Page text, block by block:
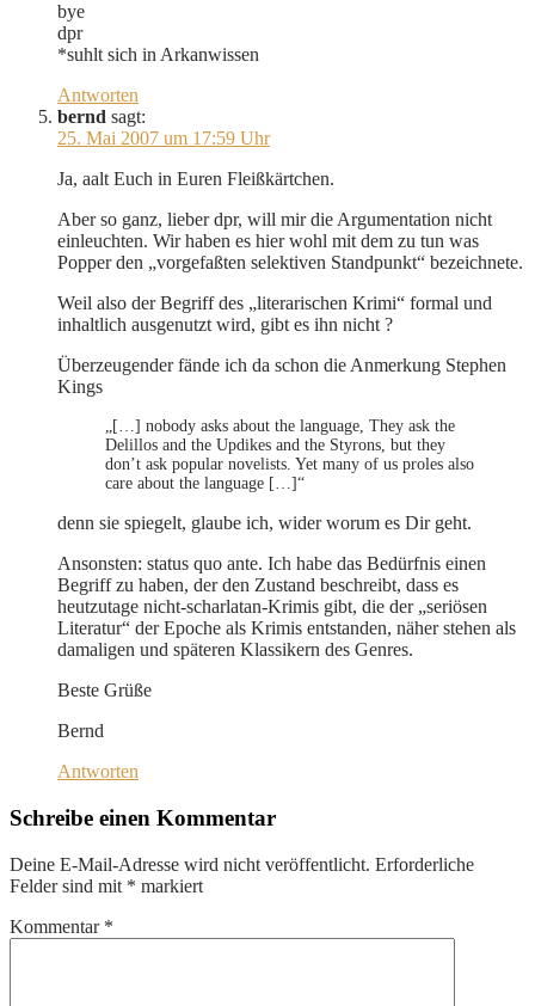
bye
dpr
*suhlt sich in Arkanwissen
Antworten
bernd sagt:
25. Mai 2007 um 17:59 Uhr
Ja, aalt Euch in Euren Fleißkärtchen.
Aber so ganz, lieber dpr, will mir die Argumentation nicht
einleuchten. Wir haben es hier wohl mit dem zu tun was
Popper den „vorgefaßten selektiven Standpunkt“ bezeichnete.
Weil also der Begriff des „literarischen Krimi“ formal und
inhaltlich ausgenutzt wird, gibt es ihn nicht ?
Überzeugender fände ich da schon die Anmerkung Stephen
Kings
„[…] nobody asks about the language, They ask the
Delillos and the Updikes and the Styrons, but they
don’t ask popular novelists. Yet many of us proles also
care about the language […]“
denn sie spiegelt, glaube ich, wider worum es Dir geht.
Ansonsten: status quo ante. Ich habe das Bedürfnis einen
Begriff zu haben, der den Zustand beschreibt, dass es
heutzutage nicht-scharlatan-Krimis gibt, die der „seriösen
Literatur“ der Epoche als Krimis entstanden, näher stehen als
damaligen und späteren Klassikern des Genres.
Beste Grüße
Bernd
Antworten
Schreibe einen Kommentar
Deine E-Mail-Adresse wird nicht veröffentlicht. Erforderliche
Felder sind mit * markiert
Kommentar *